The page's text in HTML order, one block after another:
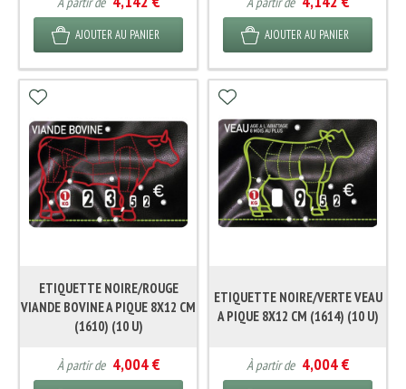
AJOUTER AU PANIER AJOUTER AU PANIER
ETIQUETTE NOIRE/ROUGE
VIANDE BOVINE A PIQUE 8X12 CM
(1610) (10 U)
À partir de 4,004 €
ETIQUETTE NOIRE/VERTE VEAU
A PIQUE 8X12 CM (1614) (10 U)
À partir de 4,004 €